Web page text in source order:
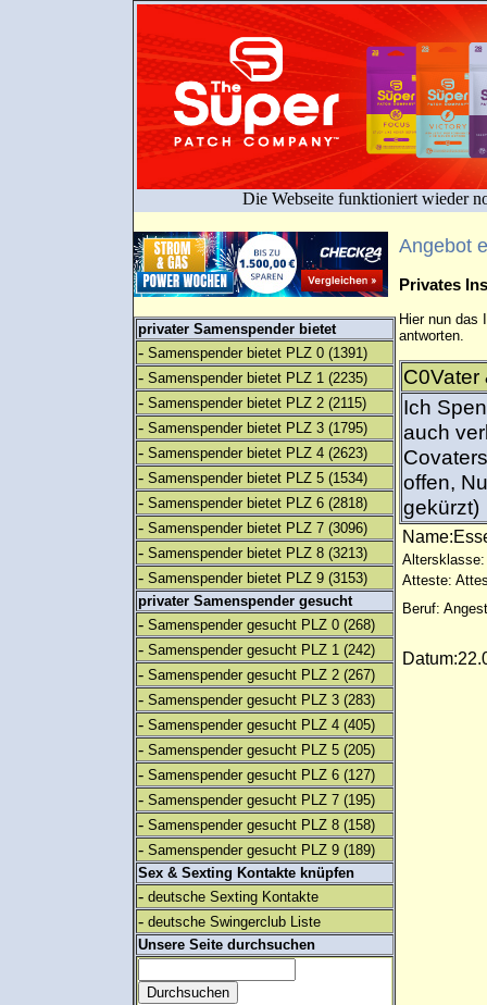
Die Webseite funktioniert wieder
privater Samenspender bietet
- Samenspender bietet PLZ 0 (1391)
- Samenspender bietet PLZ 1 (2235)
- Samenspender bietet PLZ 2 (2115)
- Samenspender bietet PLZ 3 (1795)
- Samenspender bietet PLZ 4 (2623)
- Samenspender bietet PLZ 5 (1534)
- Samenspender bietet PLZ 6 (2818)
- Samenspender bietet PLZ 7 (3096)
- Samenspender bietet PLZ 8 (3213)
- Samenspender bietet PLZ 9 (3153)
privater Samenspender gesucht
- Samenspender gesucht PLZ 0 (268)
- Samenspender gesucht PLZ 1 (242)
- Samenspender gesucht PLZ 2 (267)
- Samenspender gesucht PLZ 3 (283)
- Samenspender gesucht PLZ 4 (405)
- Samenspender gesucht PLZ 5 (205)
- Samenspender gesucht PLZ 6 (127)
- Samenspender gesucht PLZ 7 (195)
- Samenspender gesucht PLZ 8 (158)
- Samenspender gesucht PLZ 9 (189)
Sex & Sexting Kontakte knüpfen
- deutsche Sexting Kontakte
- deutsche Swingerclub Liste
Unsere Seite durchsuchen
Angebot
Privates
Hier nun das
antworten.
C0Vater
Ich
auch
offen,
gekürzt)
Altersklasse:
Atteste:
Beruf: